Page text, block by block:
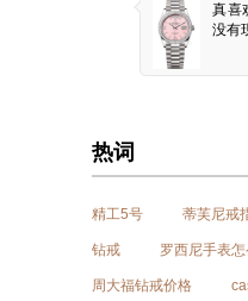
真喜
没有
热词
精工5号 蒂芙尼戒
钻戒 罗西尼手表
周大福钻戒价格